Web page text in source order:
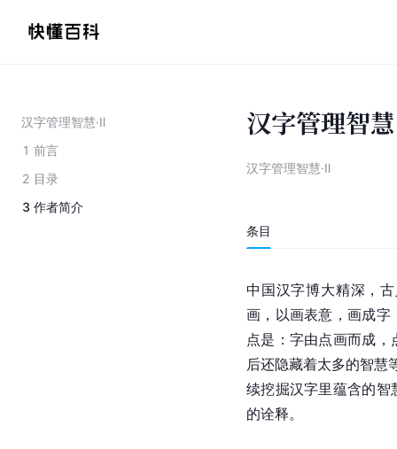
汉字管理智慧·Ⅱ
1 前言
2 目录
3 作者简介
汉字管理智
汉字管理智慧·Ⅱ
条目
中国汉字博大精深，
画，以画表意，画成字
点是：字由点画而成
后还隐藏着太多的智慧
续挖掘汉字里蕴含的智
的诠释。